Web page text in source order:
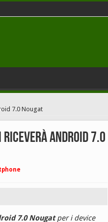
7.0 Nougat
Android 7.0
7.0 Nougatper i device